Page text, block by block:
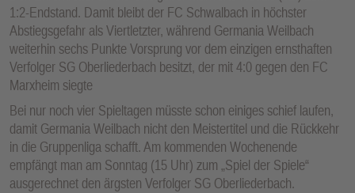
1:2-Endstand. Damit bleibt der FC Schwalbach in höchster
Abstiegsgefahr als Viertletzter, während Germania Weilbach
weiterhin sechs Punkte Vorsprung vor dem einzigen ernsthaften
Verfolger SG Oberliederbach besitzt, der mit 4:0 gegen den FC
Marxheim siegte
Bei nur noch vier Spieltagen müsste schon einiges schief laufen,
damit Germania Weilbach nicht den Meistertitel und die Rückkehr
in die Gruppenliga schafft. Am kommenden Wochenende
empfängt man am Sonntag (15 Uhr) zum „Spiel der Spiele“
ausgerechnet den ärgsten Verfolger SG Oberliederbach.